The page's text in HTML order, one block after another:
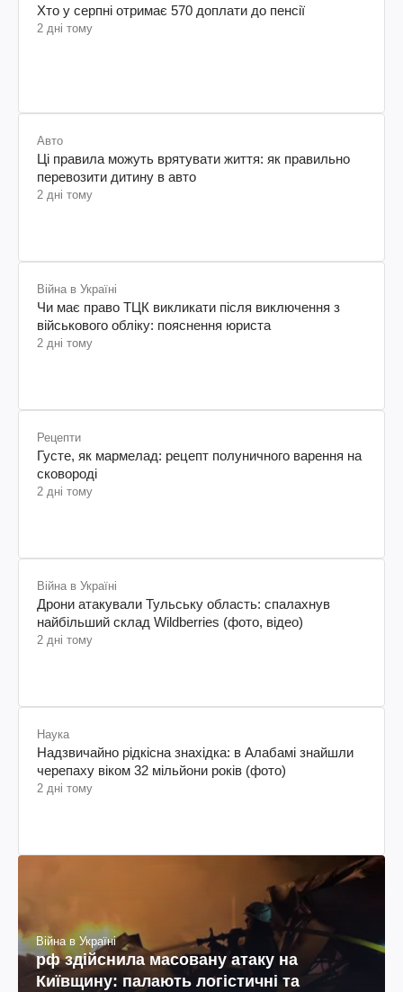
Хто у серпні отримає 570 доплати до пенсії
2 дні тому
Авто
Ці правила можуть врятувати життя: як правильно
перевозити дитину в авто
2 дні тому
Війна в Україні
Чи має право ТЦК викликати після виключення з
військового обліку: пояснення юриста
2 дні тому
Рецепти
Густе, як мармелад: рецепт полуничного варення на
сковороді
2 дні тому
Війна в Україні
Дрони атакували Тульську область: спалахнув
найбільший склад Wildberries (фото, відео)
2 дні тому
Наука
Надзвичайно рідкісна знахідка: в Алабамі знайшли
черепаху віком 32 мільйони років (фото)
2 дні тому
Війна в Україні
рф здійснила масовану атаку на
Київщину: палають логістичні та